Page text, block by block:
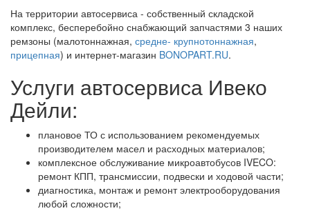
На территории автосервиса - собственный складской
комплекс, бесперебойно снабжающий запчастями 3 наших
ремзоны (малотоннажная, средне- крупнотоннажная,
прицепная) и интернет-магазин BONOPART.RU.
Услуги автосервиса Ивеко
Дейли:
плановое ТО с использованием рекомендуемых
производителем масел и расходных материалов;
комплексное обслуживание микроавтобусов IVECO:
ремонт КПП, трансмиссии, подвески и ходовой части;
диагностика, монтаж и ремонт электрооборудования
любой сложности;